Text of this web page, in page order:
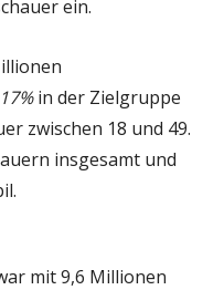
ein.
17%in der Zielgruppe
zwischen 18 und 49.
insgesamt und
mit 9,6 Millionen